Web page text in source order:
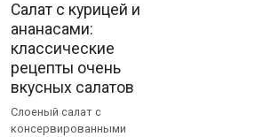
Салат с курицей и
ананасами:
классические
рецепты очень
вкусных салатов
Слоеный салат с
консервированными